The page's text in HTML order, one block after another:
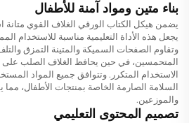
بناء متين ومواد آمنة للأطفال
يضمن هيكل الكتاب الورقي الغلاف القوي متانة
يجعل هذه الأداة التعليمية مناسبة للاستخدام
وتقاوم الصفحات السميكة والمتينة التمزق
المتحمسين، في حين يحافظ الغلاف الصلب على
الاستخدام المتكرر. وتتوافق جميع المواد
السلامة الصارمة الخاصة بمنتجات الأطفال، مما
والموزعين.
تصميم المحتوى التعليمي